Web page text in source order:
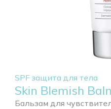
SPF защита для тела
Skin Blemish
Бальзам для